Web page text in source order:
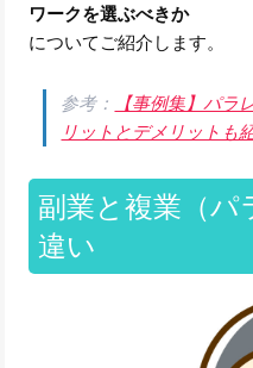
ワークを選ぶべきか
についてご紹介します。
参考：
【事例集】パラ
リットとデメリットも
副業と複業（パ
違い